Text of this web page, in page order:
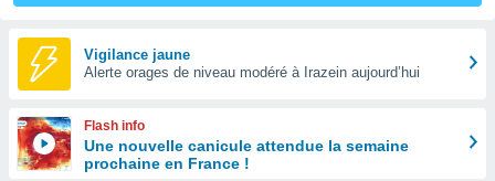
Vigilance jaune
Alerte orages de niveau modéré à Irazein aujourd’hui
Flash info
Une nouvelle canicule attendue la semaine
prochaine en France !